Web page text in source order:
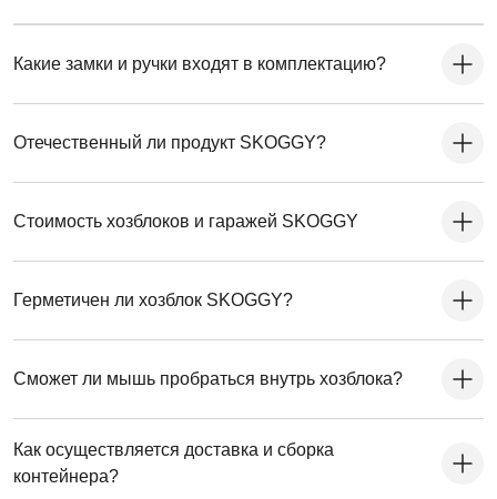
Какие замки и ручки входят в комплектацию?
Отечественный ли продукт SKOGGY?
Стоимость хозблоков и гаражей SKOGGY
Герметичен ли хозблок SKOGGY?
Сможет ли мышь пробраться внутрь хозблока?
Как осуществляется доставка и сборка
контейнера?